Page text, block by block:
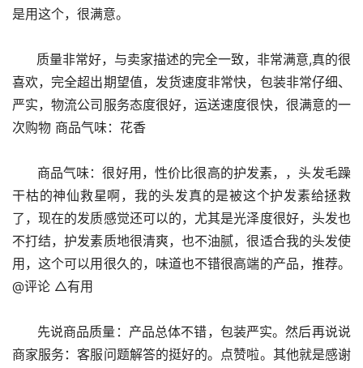
是用这个，很满意。
喜欢，完全超出期望值，发货速度非常快，包装非常仔细、
严实，物流公司服务态度很好，运送速度很快，很满意的一
次购物 商品气味：花香
干枯的神仙救星啊，我的头发真的是被这个护发素给拯救
了，现在的发质感觉还可以的，尤其是光泽度很好，头发也
不打结，护发素质地很清爽，也不油腻，很适合我的头发使
用，这个可以用很久的，味道也不错很高端的产品，推荐。
@评论 △有用
商家服务：客服问题解答的挺好的。点赞啦。其他就是感谢